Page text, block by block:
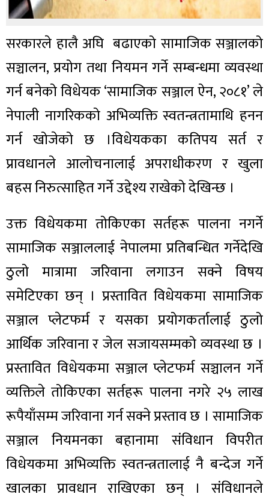
सरकारले हालै अघि बढाएको सामाजिक सञ्जालको
सञ्चालन, प्रयोग तथा नियमन गर्ने सम्बन्धमा व्यवस्था
गर्न बनेको विधेयक ‘सामाजिक सञ्जाल ऐन, २०८१’ ले
नेपाली नागरिकको अभिव्यक्ति स्वतन्त्रतामाथि हनन
गर्न खोजेको छ ।विधेयकका कतिपय सर्त र
प्रावधानले आलोचनालाई अपराधीकरण र खुला
बहस निरुत्साहित गर्ने उद्देश्य राखेको देखिन्छ ।
उक्त विधेयकमा तोकिएका सर्तहरू पालना नगर्ने
सामाजिक सञ्जाललाई नेपालमा प्रतिबन्धित गर्नेदेखि
ठुलो मात्रामा जरिवाना लगाउन सक्ने विषय
समेटिएका छन् । प्रस्तावित विधेयकमा सामाजिक
सञ्जाल प्लेटफर्म र यसका प्रयोगकर्तालाई ठुलो
आर्थिक जरिवाना र जेल सजायसम्मको व्यवस्था छ ।
प्रस्तावित विधेयकमा सञ्जाल प्लेटफर्म सञ्चालन गर्ने
व्यक्तिले तोकिएका सर्तहरू पालना नगरे २५ लाख
रूपैयाँसम्म जरिवाना गर्न सक्ने प्रस्ताव छ । सामाजिक
सञ्जाल नियमनका बहानामा संविधान विपरीत
विधेयकमा अभिव्यक्ति स्वतन्त्रतालाई नै बन्देज गर्ने
खालका प्रावधान राखिएका छन् । संविधानले